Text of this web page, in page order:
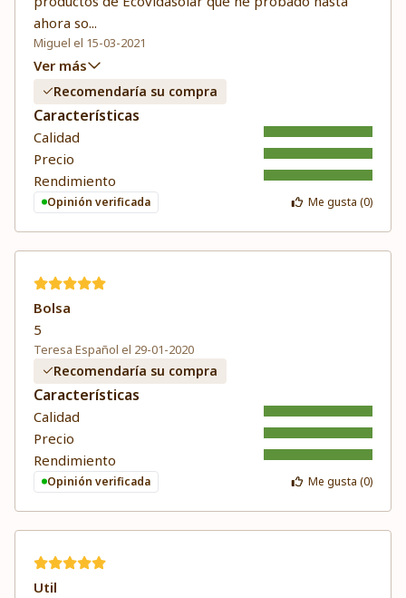
ahora so...
Miguel el 15-03-2021
Ver más
Recomendaría su compra
Características
Calidad
Precio
Rendimiento
Opinión verificada Me gusta (0)
Bolsa
5
Teresa Español el 29-01-2020
Recomendaría su compra
Características
Calidad
Precio
Rendimiento
Opinión verificada Me gusta (0)
Util